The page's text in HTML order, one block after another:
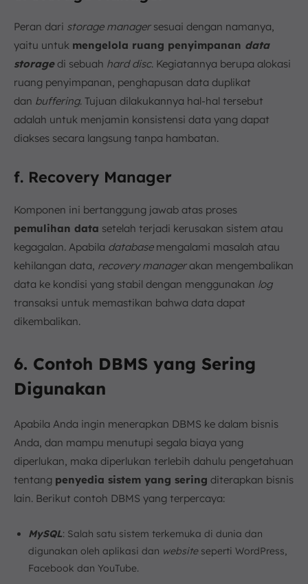
Peran dari storage managersesuai dengan namanya,
yaitu untuk mengelola ruang penyimpanan data
storagedi sebuah hard disc. Kegiatannya berupa alokasi
ruang penyimpanan, penghapusan data duplikat
dan buffering. Tujuan dilakukannya hal-hal tersebut
adalah untuk menjamin konsistensi data yang dapat
diakses secara langsung tanpa hambatan.
f. Recovery Manager
Komponen ini bertanggung jawab atas proses
pemulihan data setelah terjadi kerusakan sistem atau
kegagalan. Apabila databasemengalami masalah atau
kehilangan data, recovery managerakan mengembalikan
data ke kondisi yang stabil dengan menggunakan log
transaksi untuk memastikan bahwa data dapat
dikembalikan.
6. Contoh DBMS yang Sering
Digunakan
Apabila Anda ingin menerapkan DBMS ke dalam bisnis
Anda, dan mampu menutupi segala biaya yang
diperlukan, maka diperlukan terlebih dahulu pengetahuan
tentang penyedia sistem yang sering diterapkan bisnis
lain. Berikut contoh DBMS yang terpercaya:
MySQL: Salah satu sistem terkemuka di dunia dan
digunakan oleh aplikasi dan websiteseperti WordPress,
Facebook dan YouTube.